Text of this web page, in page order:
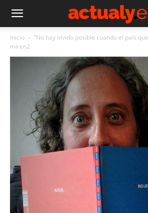
Inicio
“No hay olvido posible cuando el país
miren2